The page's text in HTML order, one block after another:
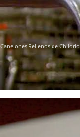
Canelones Rellenos de Chilorio